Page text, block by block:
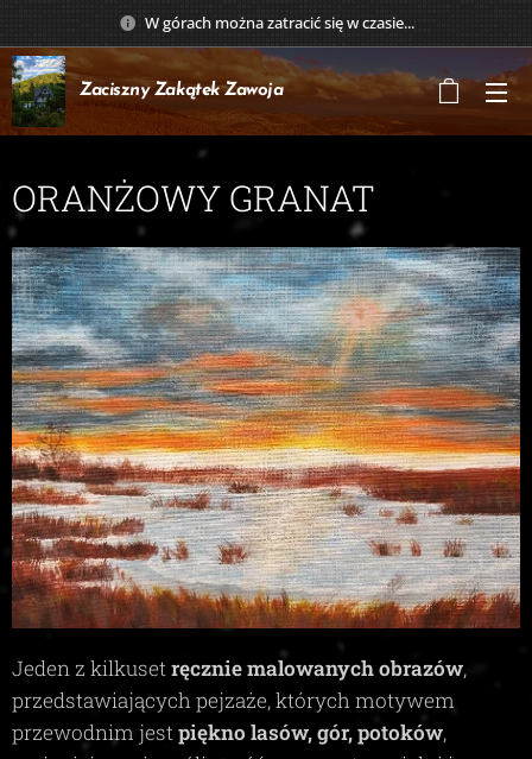
W górach można zatracić się w czasie...
Zaciszny Zakątek Zawoja
ORANŻOWY GRANAT
Jeden z kilkusetręcznie malowanych obrazów,
przedstawiających pejzaże, których motywem
przewodnim jestpiękno lasów, gór, potoków,